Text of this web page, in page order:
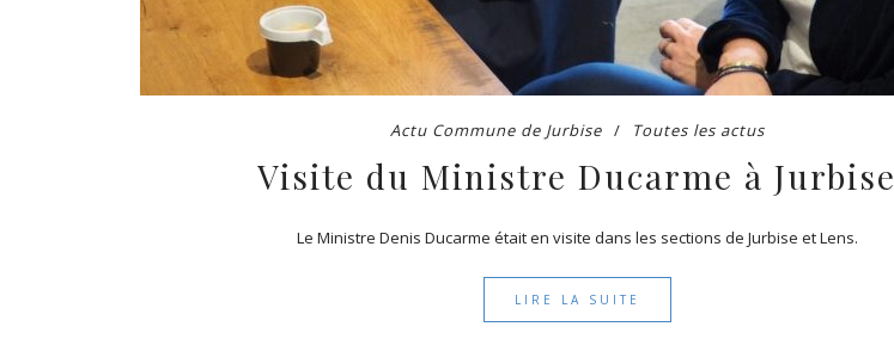
Actu Commune de Jurbise Toutes les actus
Visite du Ministre Ducarme à Jurbise
Le Ministre Denis Ducarme était en visite dans les sections de Jurbise et Lens.
LIRE LA SUITE